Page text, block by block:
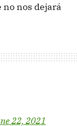
no nos dejará
22, 2021